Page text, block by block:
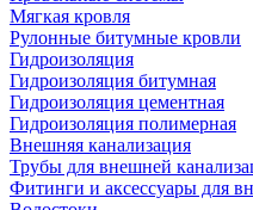
Мягкая кровля
Рулонные битумные кровли
Гидроизоляция
Гидроизоляция битумная
Гидроизоляция цементная
Гидроизоляция полимерная
Внешняя канализация
Трубы для внешней
Фитинги и аксессуары для